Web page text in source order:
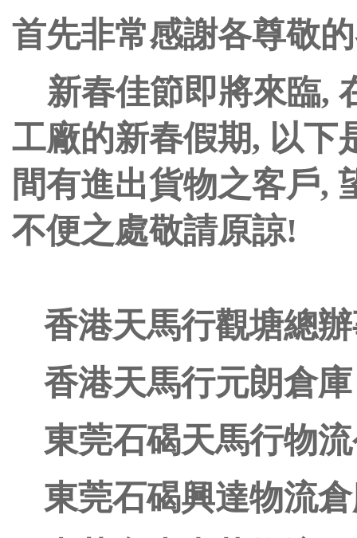
首先非常感謝各尊敬
新春佳節即將來臨,
工廠的新春假期, 以下
間有進出貨物之客戶,
不便之處敬請原諒!
香港天馬行觀塘總
香港天馬行元朗倉
東莞石碣天馬行物
東莞石碣興達物流